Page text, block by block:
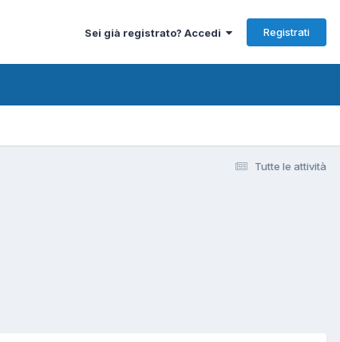
Sei già registrato? Accedi Registrati
Tutte le attività